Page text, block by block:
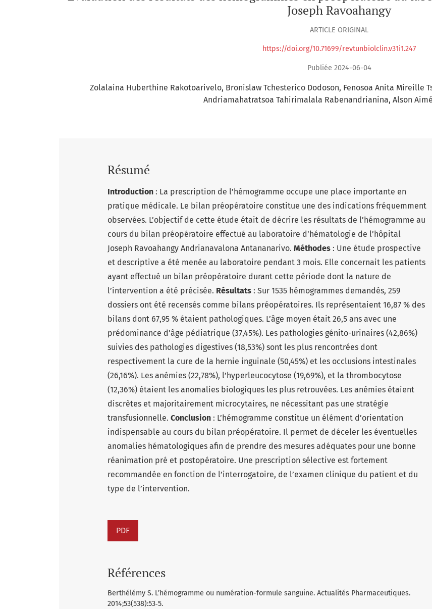
Joseph Ravoahangy
ARTICLE ORIGINAL
https://doi.org/10.71699/revtunbiolclin.v31i1.247
Publiée 2024-06-04
Zolalaina Huberthine Rakotoarivelo Bronislaw Tchesterico Dodoson Fenosoa Anita Mireille
Andriamahatratsoa Tahirimalala Rabenandrianina Alson
Résumé
Introduction : La prescription de l’hémogramme occupe une place importante en
pratique médicale. Le bilan préopératoire constitue une des indications fréquemment
observées. L’objectif de cette étude était de décrire les résultats de l’hémogramme au
cours du bilan préopératoire effectué au laboratoire d’hématologie de l’hôpital
Joseph Ravoahangy Andrianavalona Antananarivo. Méthodes : Une étude prospective
et descriptive a été menée au laboratoire pendant 3 mois. Elle concernait les patients
ayant effectué un bilan préopératoire durant cette période dont la nature de
l’intervention a été précisée. Résultats : Sur 1535 hémogrammes demandés, 259
dossiers ont été recensés comme bilans préopératoires. Ils représentaient 16,87 % des
bilans dont 67,95 % étaient pathologiques. L’âge moyen était 26,5 ans avec une
prédominance d’âge pédiatrique (37,45%). Les pathologies génito-urinaires (42,86%)
suivies des pathologies digestives (18,53%) sont les plus rencontrées dont
respectivement la cure de la hernie inguinale (50,45%) et les occlusions intestinales
(26,16%). Les anémies (22,78%), l’hyperleucocytose (19,69%), et la thrombocytose
(12,36%) étaient les anomalies biologiques les plus retrouvées. Les anémies étaient
discrètes et majoritairement microcytaires, ne nécessitant pas une stratégie
transfusionnelle. Conclusion : L’hémogramme constitue un élément d’orientation
indispensable au cours du bilan préopératoire. Il permet de déceler les éventuelles
anomalies hématologiques afin de prendre des mesures adéquates pour une bonne
réanimation pré et postopératoire. Une prescription sélective est fortement
recommandée en fonction de l’interrogatoire, de l’examen clinique du patient et du
type de l’intervention.
PDF
Références
Berthélémy S. L’hémogramme ou numération-formule sanguine. Actualités Pharmaceutiques.
2014;53(538):53‑5.